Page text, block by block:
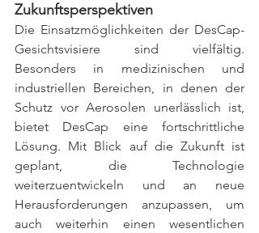
Zukunftsperspektiven
Die Einsatzmöglichkeiten der DesCap-
Gesichtsvisiere sind vielfältig.
Besonders in medizinischen und
industriellen Bereichen, in denen der
Schutz vor Aerosolen unerlässlich ist,
bietet DesCap eine fortschrittliche
Lösung. Mit Blick auf die Zukunft ist
geplant, die Technologie
weiterzuentwickeln und an neue
Herausforderungen anzupassen, um
auch weiterhin einen wesentlichen